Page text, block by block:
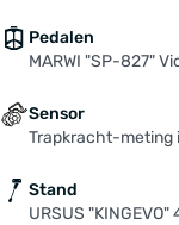
Pedalen
MARWI "SP-827"
Sensor
Trapkracht-meting
Stand
URSUS